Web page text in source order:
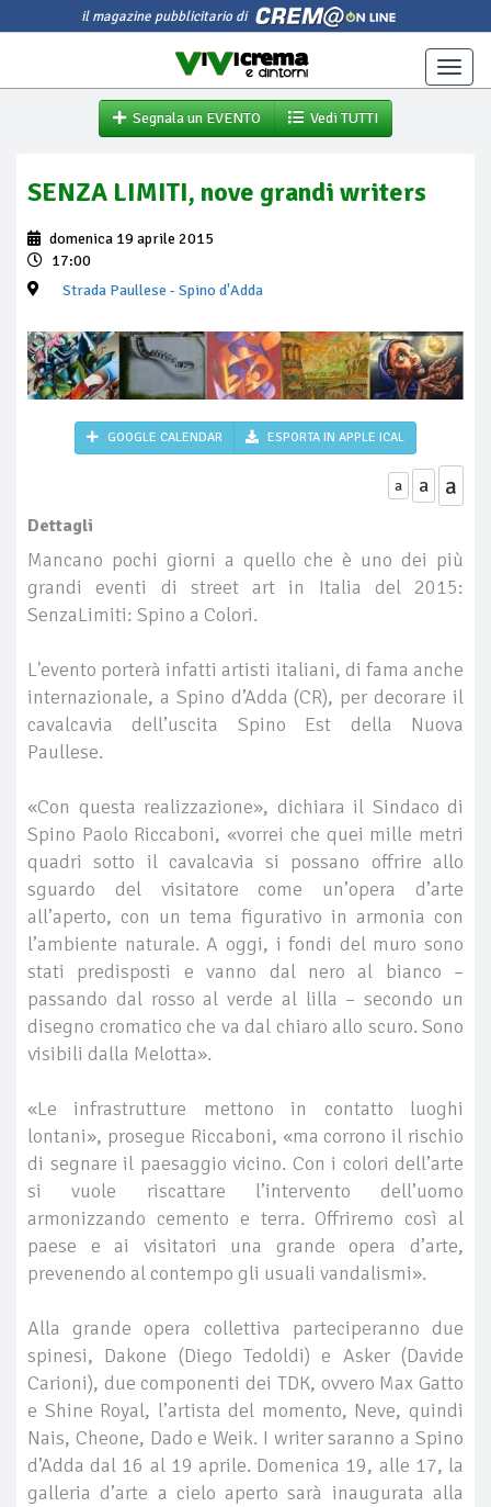
il magazine pubblicitario di
Toggle
Segnala un EVENTO
Vedi TUTTI
SENZA LIMITI, nove grandi writers
domenica 19 aprile 2015
17:00
Strada Paullese - Spino d'Adda
GOOGLE CALENDAR ESPORTA IN APPLE ICAL
a a a
Dettagli
Mancano pochi giorni a quello che è uno dei più
grandi eventi di street art in Italia del 2015:
SenzaLimiti: Spino a Colori.
L'evento porterà infatti artisti italiani, di fama anche
internazionale, a Spino d’Adda (CR), per decorare il
cavalcavia dell’uscita Spino Est della Nuova
Paullese.
«Con questa realizzazione», dichiara il Sindaco di
Spino Paolo Riccaboni, «vorrei che quei mille metri
quadri sotto il cavalcavia si possano offrire allo
sguardo del visitatore come un’opera d’arte
all’aperto, con un tema figurativo in armonia con
l’ambiente naturale. A oggi, i fondi del muro sono
stati predisposti e vanno dal nero al bianco –
passando dal rosso al verde al lilla – secondo un
disegno cromatico che va dal chiaro allo scuro. Sono
visibili dalla Melotta».
«Le infrastrutture mettono in contatto luoghi
lontani», prosegue Riccaboni, «ma corrono il rischio
di segnare il paesaggio vicino. Con i colori dell’arte
si vuole riscattare l’intervento dell’uomo
armonizzando cemento e terra. Offriremo così al
paese e ai visitatori una grande opera d’arte,
prevenendo al contempo gli usuali vandalismi».
Alla grande opera collettiva parteciperanno due
spinesi, Dakone (Diego Tedoldi) e Asker (Davide
Carioni), due componenti dei TDK, ovvero Max Gatto
e Shine Royal, l’artista del momento, Neve, quindi
Nais, Cheone, Dado e Weik. I writer saranno a Spino
d’Adda dal 16 al 19 aprile. Domenica 19, alle 17, la
galleria d’arte a cielo aperto sarà inaugurata alla